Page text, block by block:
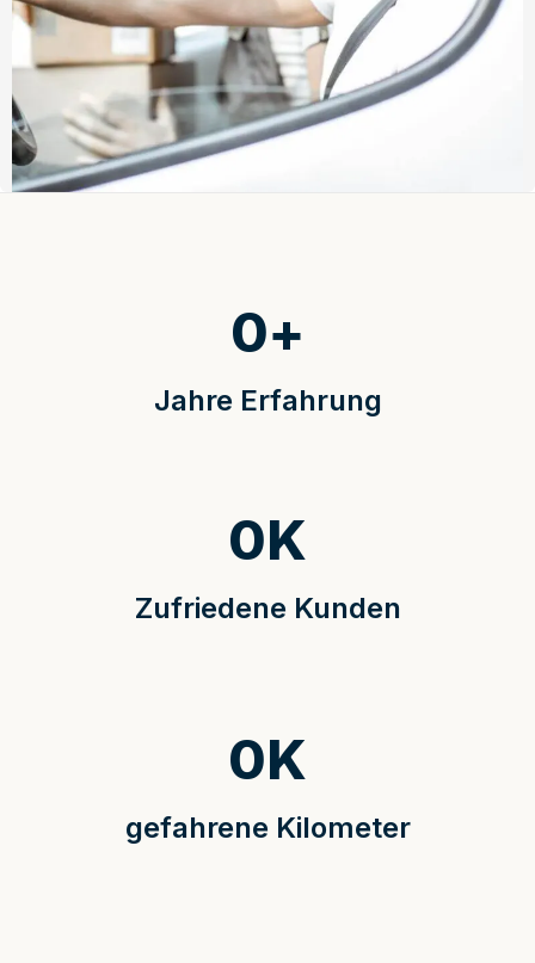
Jahre Erfahrung
0+
Zufriedene Kunden
0K
gefahrene Kilometer
0K